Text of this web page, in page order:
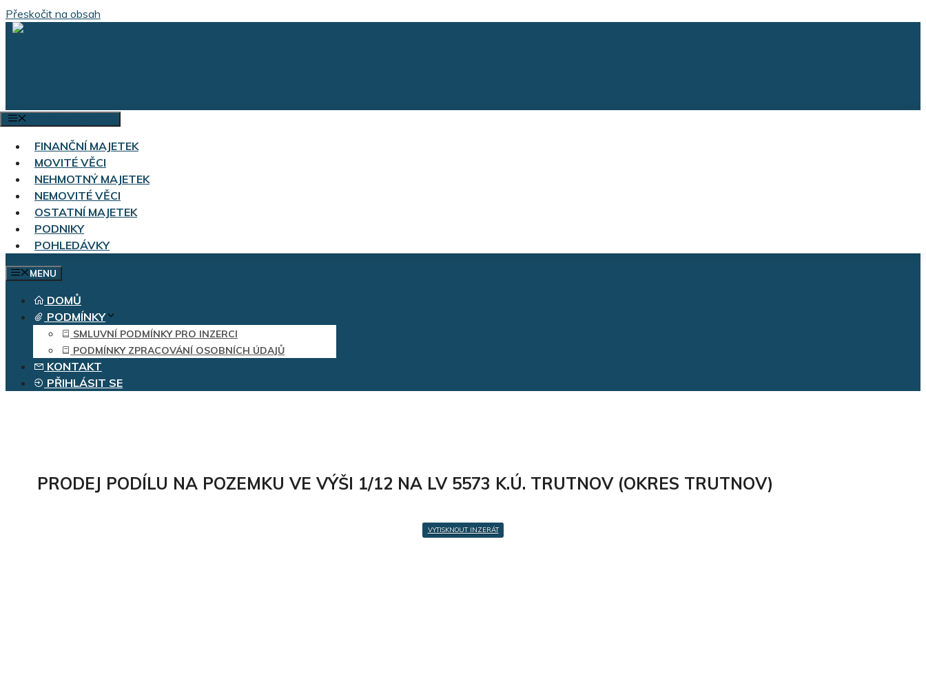
Přeskočit na obsah
FINANČNÍ MAJETEK
MOVITÉ VĚCI
NEHMOTNÝ MAJETEK
NEMOVITÉ VĚCI
OSTATNÍ MAJETEK
PODNIKY
POHLEDÁVKY
MENU
DOMŮ
PODMÍNKY
SMLUVNÍ PODMÍNKY PRO INZERCI
PODMÍNKY ZPRACOVÁNÍ OSOBNÍCH ÚDAJŮ
KONTAKT
PŘIHLÁSIT SE
PRODEJ PODÍLU NA POZEMKU VE VÝŠI 1/12 NA LV 5573 K.Ú. TRUTNOV (OKRES TRUTNOV)
VYTISKNOUT INZERÁT